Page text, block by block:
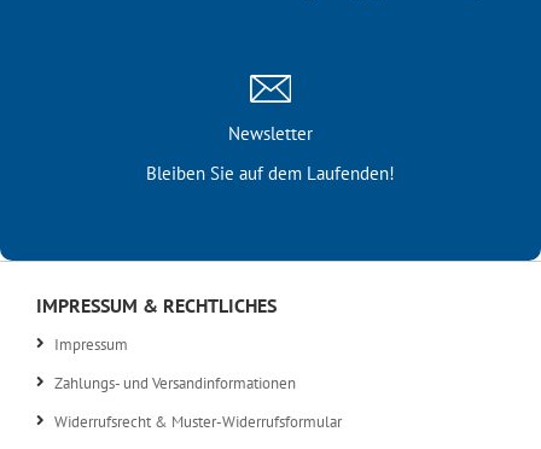
Newsletter
Bleiben Sie auf dem Laufenden!
IMPRESSUM & RECHTLICHES
Impressum
Zahlungs- und Versandinformationen
Widerrufsrecht & Muster-Widerrufsformular